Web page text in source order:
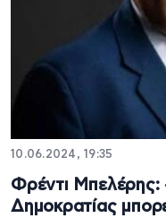
10.06.2024, 19:35
Φρέντι
Δημοκρατίας